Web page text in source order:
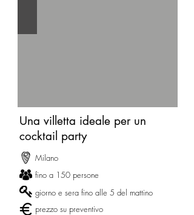
Una villetta ideale per un
cocktail party
Milano
fino a 150 persone
giorno e sera fino alle 5 del mattino
prezzo su preventivo